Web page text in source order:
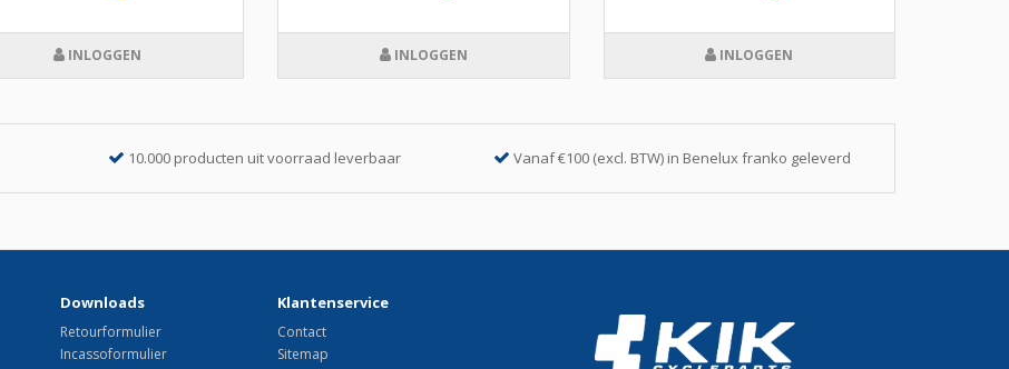
INLOGGEN INLOGGEN INLOGGEN
10.000 producten uit voorraad leverbaar Vanaf €100 (excl. BTW) in Benelux franko geleverd
Downloads
Retourformulier
Incassoformulier
Klantenservice
Contact
Sitemap